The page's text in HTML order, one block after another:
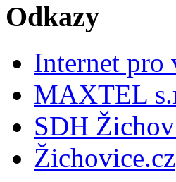
Odkazy
Internet pro
MAXTEL
SDH
Žichovice.cz